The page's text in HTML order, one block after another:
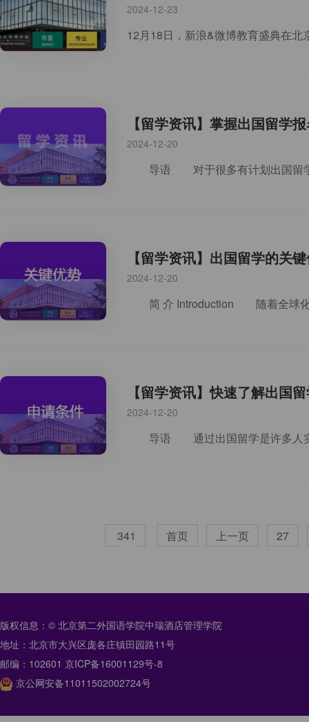
2024-12-23
【留学资讯】掌握出国留学
2024-12-20
【留学资讯】出国留学的关
2024-12-20
【留学资讯】快速了解出国
2024-12-20
341 首页 上一页 27
版权信息：© 北京第二外国语学院中瑞酒店管理学院
地址：北京市大兴区庞各庄镇田园路11号
邮编：102601 京ICP备16001129号-8
京公网安备11011502002724号